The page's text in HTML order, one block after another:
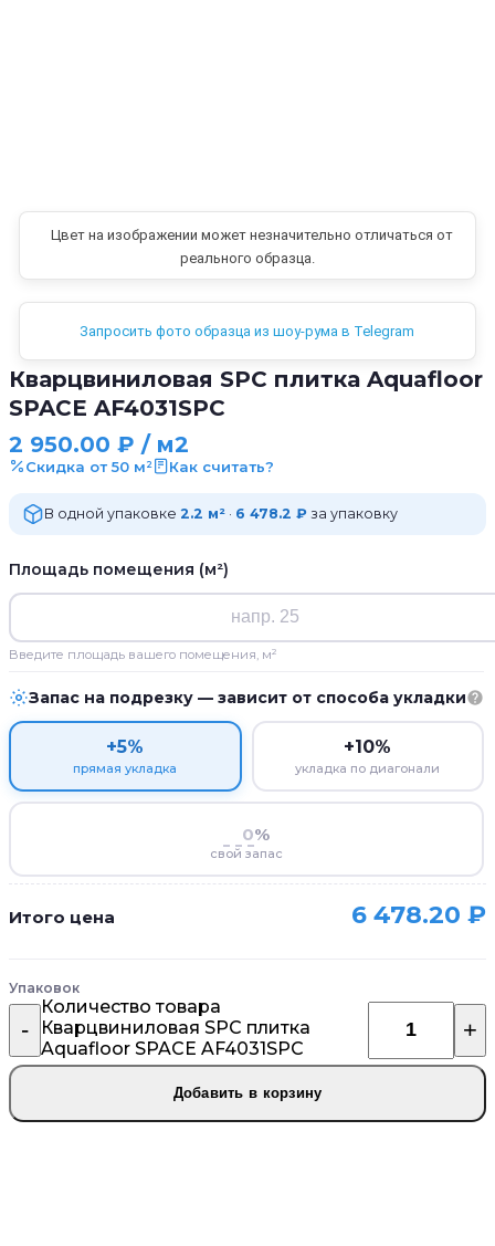
Цвет на изображении может незначительно отличаться от
реального образца.
Запросить фото образца из шоу-рума в Telegram
Кварцвиниловая SPC плитка Aquafloor
SPACE AF4031SPC
2 950.00 ₽ / м2
Скидка от 50 м² Как считать?
В одной упаковке 2.2 м² · 6 478.2 ₽ за упаковку
Площадь помещения (м²)
Введите площадь вашего помещения, м²
Запас на подрезку — зависит от способа укладки
+5%
прямая укладка
+10%
укладка по диагонали
%
свой запас
Итого цена 6 478.20 ₽
Упаковок
Количество товара
Кварцвиниловая SPC плитка
Aquafloor SPACE AF4031SPC
Добавить в корзину